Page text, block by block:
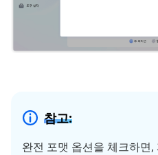
참고:
완전 포맷 옵션을 체크하면